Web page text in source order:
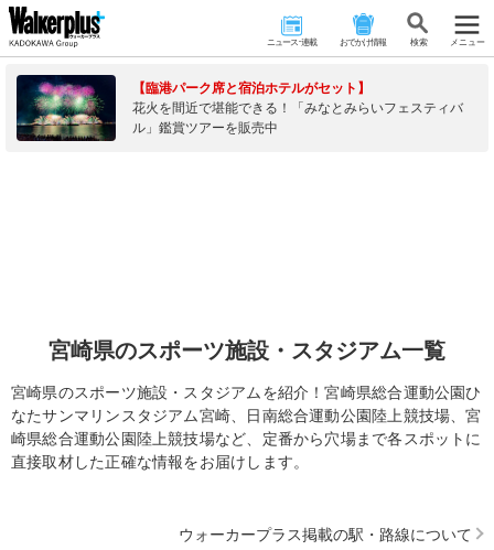
ニュース･連載 おでかけ情報 検 索 メニュー
【臨港パーク席と宿泊ホテルがセット】
花火を間近で堪能できる！「みなとみらいフェスティバ
ル」鑑賞ツアーを販売中
宮崎県のスポーツ施設・スタジアム一覧
宮崎県のスポーツ施設・スタジアムを紹介！宮崎県総合運動公園ひ
なたサンマリンスタジアム宮崎、日南総合運動公園陸上競技場、宮
崎県総合運動公園陸上競技場など、定番から穴場まで各スポットに
直接取材した正確な情報をお届けします。
ウォーカープラス掲載の駅・路線について